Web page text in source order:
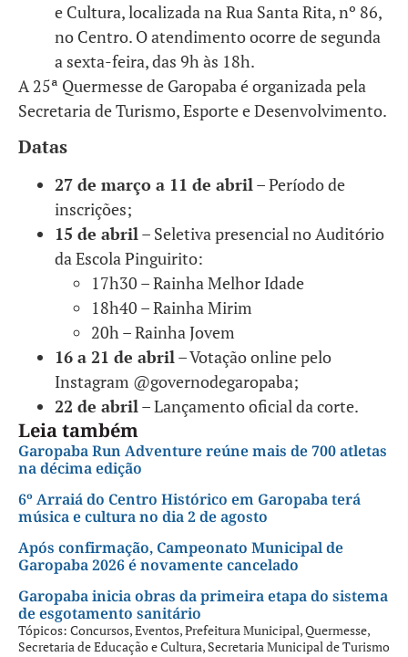
e Cultura, localizada na Rua Santa Rita, nº 86,
no Centro. O atendimento ocorre de segunda
a sexta-feira, das 9h às 18h.
A 25ª Quermesse de Garopaba é organizada pela
Secretaria de Turismo, Esporte e Desenvolvimento.
Datas
27 de março a 11 de abril– Período de
inscrições;
15 de abril– Seletiva presencial no Auditório
da Escola Pinguirito:
17h30 – Rainha Melhor Idade
18h40 – Rainha Mirim
20h – Rainha Jovem
16 a 21 de abril– Votação online pelo
Instagram @governodegaropaba;
22 de abril– Lançamento oficial da corte.
Leia também
Garopaba Run Adventure reúne mais de 700 atletas
na décima edição
6º Arraiá do Centro Histórico em Garopaba terá
música e cultura no dia 2 de agosto
Após confirmação, Campeonato Municipal de
Garopaba 2026 é novamente cancelado
Garopaba inicia obras da primeira etapa do sistema
de esgotamento sanitário
Tópicos: Concursos,Eventos,Prefeitura Municipal,Quermesse,
Secretaria de Educação e Cultura, Secretaria Municipal de Turismo